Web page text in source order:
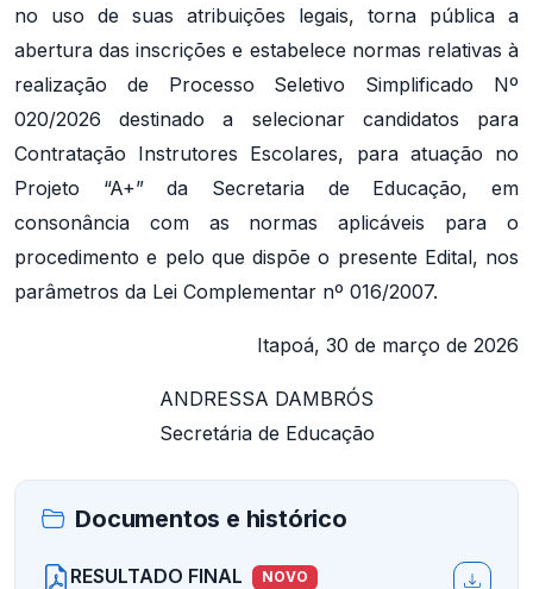
no uso de suas atribuições legais, torna pública a
abertura das inscrições e estabelece normas relativas à
realização de Processo Seletivo Simplificado Nº
020/2026 destinado a selecionar candidatos para
Contratação Instrutores Escolares, para atuação no
Projeto “A+” da Secretaria de Educação, em
consonância com as normas aplicáveis para o
procedimento e pelo que dispõe o presente Edital, nos
parâmetros da Lei Complementar nº 016/2007.
Itapoá, 30 de março de 2026
ANDRESSA DAMBRÓS
Secretária de Educação
Documentos e histórico
RESULTADO FINAL NOVO